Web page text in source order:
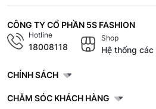
CÔNG TY CỔ PHẦN 5S FASHION
Hotline
18008118
Shop
Hệ thống
CHÍNH SÁCH
CHĂM SÓC KHÁCH HÀNG